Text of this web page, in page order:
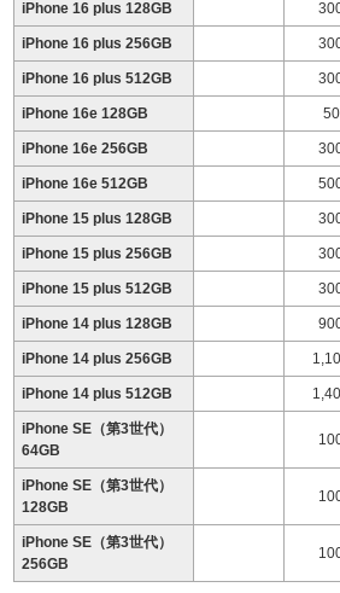
iPhone 16 plus 128GB
iPhone 16 plus 256GB
iPhone 16 plus 512GB
iPhone 16e 128GB
iPhone 16e 256GB
iPhone 16e 512GB
iPhone 15 plus 128GB
iPhone 15 plus 256GB
iPhone 15 plus 512GB
iPhone 14 plus 128GB
iPhone 14 plus 256GB
iPhone 14 plus 512GB
iPhone SE（第3世代）
64GB
iPhone SE（第3世代）
128GB
iPhone SE（第3世代）
256GB